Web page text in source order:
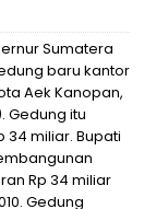
Sumatera
baru kantor
Aek Kanopan,
Gedung itu
miliar. Bupati
Rp 34 miliar
Gedung